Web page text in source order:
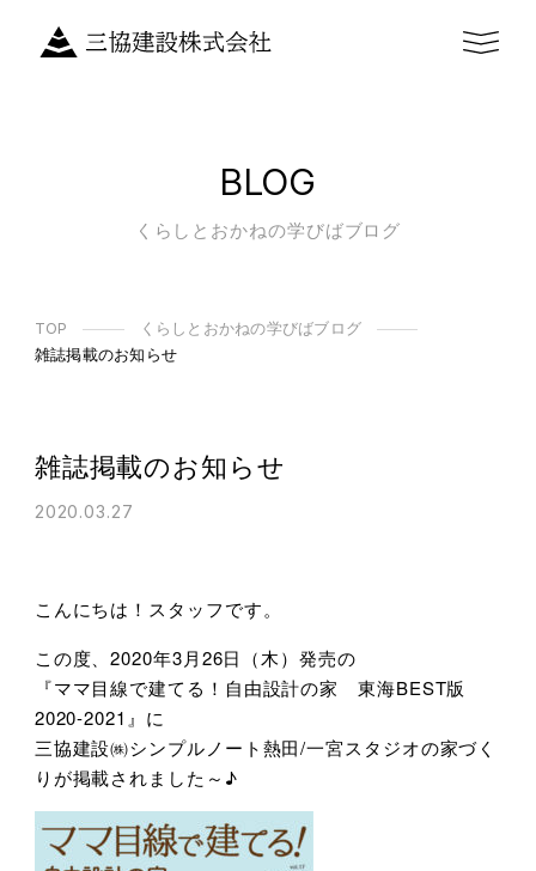
BLOG
くらしとおかねの学びばブログ
TOP
くらしとおかねの学びばブログ
雑誌掲載のお知らせ
雑誌掲載のお知らせ
2020.03.27
こんにちは！スタッフです。
この度、2020年3月26日（木）発売の
『ママ目線で建てる！自由設計の家 東海BEST版
2020-2021』に
三協建設㈱シンプルノート熱田/一宮スタジオの家づく
りが掲載されました～♪